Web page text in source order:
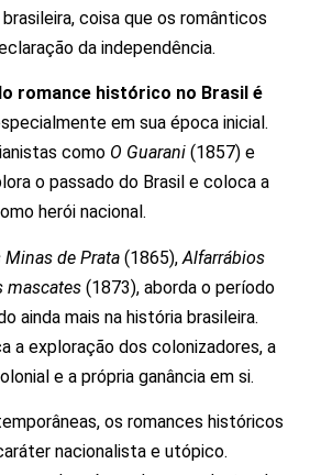
coisa que os românticos
da independência.
romance histórico no Brasil é
em sua época inicial.
como O Guarani (1857) e
o passado do Brasil e coloca a
herói nacional.
Minas de Prata (1865), Alfarrábios
mascates (1873), aborda o período
ainda mais na história brasileira.
a exploração dos colonizadores, a
e a própria ganância em si.
os romances históricos
nacionalista e utópico.